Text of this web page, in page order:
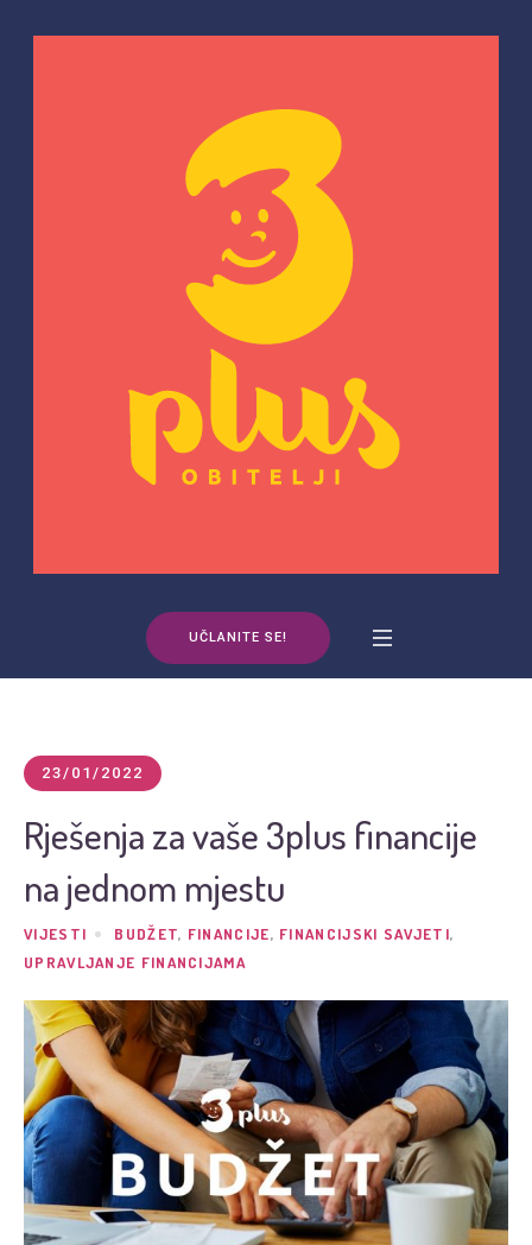
UČLANITE SE!
23/01/2022
Rješenja za vaše 3plus financije
na jednom mjestu
VIJESTI BUDŽET, FINANCIJE, FINANCIJSKI SAVJETI,
UPRAVLJANJE FINANCIJAMA